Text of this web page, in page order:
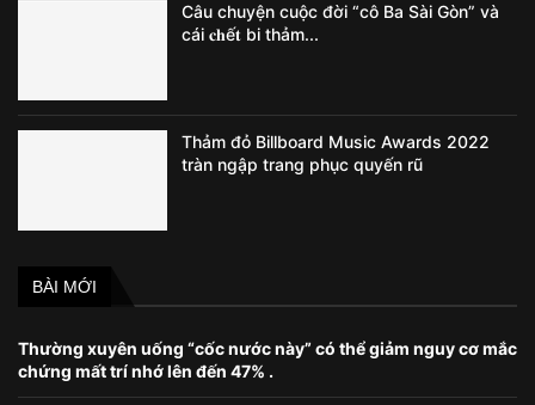
Câu chuyện cuộc đời “cô Ba Sài Gòn” và
cái 𝐜𝐡ế𝐭 bi thảm...
Thảm đỏ Billboard Music Awards 2022
tràn ngập trang phục quyến rũ
BÀI MỚI
Thường xuyên uống “cốc nước này” có thể giảm nguy cơ mắc
chứng mất trí nhớ lên đến 47% .